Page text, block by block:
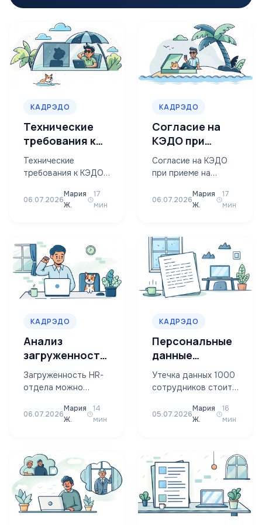
КАДРЭДО
Технические
требования к
КЭДО в 2026:
чеклист
Технические
требования к КЭДО
список
инфраструктуры,
средств
криптографии и
настроек
безопасности,
который компания…
06.07.2026
Мария
Ж.
17
мин
КАДРЭДО
Согласие на
КЭДО при
приеме на
работу:
2026
Согласие на КЭДО
при приеме на
каждому новичку:
если человек принят
2021…
06.07.2026
Мария
Ж.
17
мин
КАДРЭДО
Анализ
загруженности
HR-отдела по
данным КЭДО в
Загруженность HR-
отдела можно
трекеров и
фотографии
фиксирует, сколько
документов
проходит через…
06.07.2026
Мария
Ж.
14
мин
КАДРЭДО
Персональные
данные
сотрудников в
КЭДО: 152-ФЗ и
штрафы 2026
Утечка данных 1000
сотрудников стоит
рублей, повторная —
от 20 млн или 1-3%
05.07.2026
Мария
Ж.
16
мин